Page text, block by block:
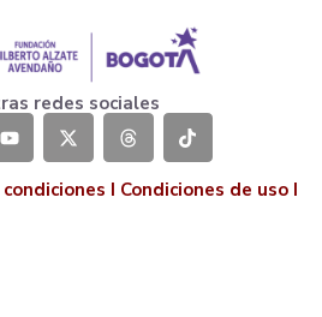
redes sociales
I Condiciones de uso I